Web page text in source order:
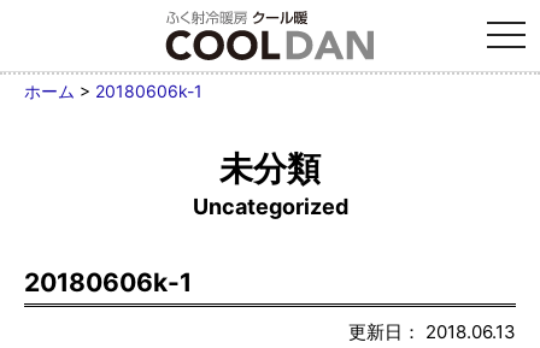
ホーム > 20180606k-1
未分類
Uncategorized
20180606k-1
更新日： 2018.06.13